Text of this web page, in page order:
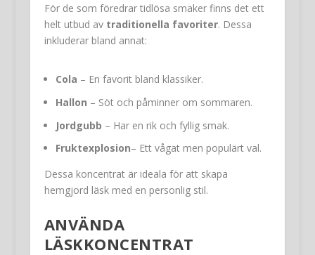
För de som föredrar tidlösa smaker finns det ett
helt utbud av traditionella favoriter. Dessa
inkluderar bland annat:
Cola – En favorit bland klassiker.
Hallon – Söt och påminner om sommaren.
Jordgubb – Har en rik och fyllig smak.
Fruktexplosion– Ett vågat men populärt val.
Dessa koncentrat är ideala för att skapa
hemgjord läsk med en personlig stil.
ANVÄNDA
LÄSKKONCENTRAT